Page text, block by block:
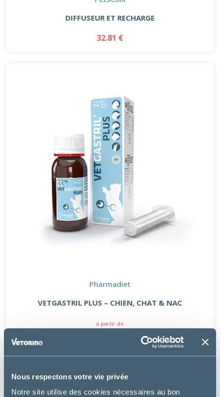
Nous respectons votre vie privée
Notre site utilise des cookies nécessaires au bon
DIFFUSEUR ET RECHARGE
32.81 €
Pharmadiet
VETGASTRIL PLUS – CHIEN, CHAT & NAC
à partir de